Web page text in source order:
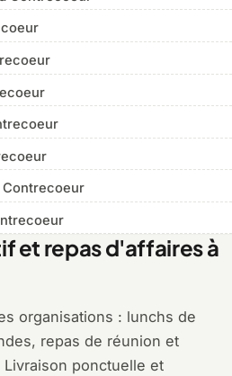
Contrecoeur
et repas d'affaires à
organisations : lunchs de
repas de réunion et
ponctuelle et